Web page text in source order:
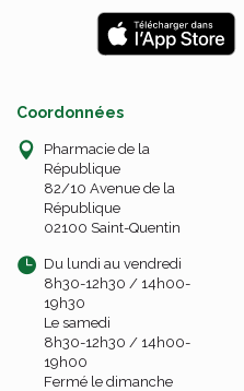
Coordonnées
Pharmacie de la
République
82/10 Avenue de la
République
02100 Saint-Quentin
Du lundi au vendredi
8h30-12h30 / 14h00-
19h30
Le samedi
8h30-12h30 / 14h00-
19h00
Fermé le dimanche